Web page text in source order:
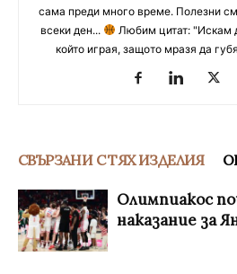
сама преди много време. Полезни
всеки ден...
Любим цитат: "Искам
който играя, защото мразя да
СВЪРЗАНИ С ТЯХ ИЗДЕЛИЯ
Олимпиакос
наказание за